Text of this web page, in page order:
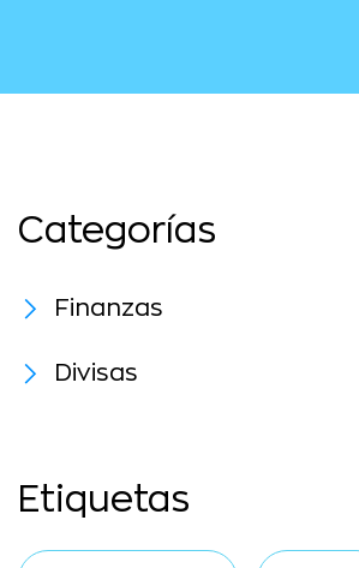
Categorías
Finanzas
Divisas
Etiquetas